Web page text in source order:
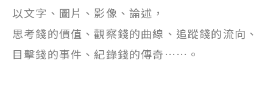
以文字、圖片、影像、論述，
思考錢的價值、觀察錢的曲線、追蹤錢的流向、
目擊錢的事件、紀錄錢的傳奇……。